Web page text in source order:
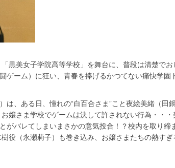
黒美女子学院高等学校」を舞台に、普段は清楚でお
ゲーム）に狂い、青春を捧げるかつてない痛快学園
は、ある日、憧れの“白百合さま”こと夜絵美緒（田
嬢さま学校でゲームは決して許されない行為・・・
がバレてしまいまさかの意気投合！？校内を取り締
役（永瀬莉子）も巻き込み、お嬢さまたちの熱すぎ